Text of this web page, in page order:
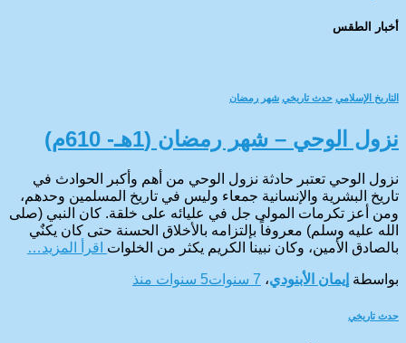
أخبار الطقس
التاريخ الإسلامي حدث تاريخي شهر رمضان
نزول الوحي – شهر رمضان (1هـ- 610م)
نزول الوحي تعتبر حادثة نزول الوحي من أهم وأكبر الحوادث في
تاريخ البشرية والإنسانية جمعاء وليس في تاريخ المسلمين وحدهم،
ومن أعز تكرمات المولى جل في عليائه على خلقة. كان النبي (صلى
الله عليه وسلم) معروفاً بإلتزامه بالأخلاق الحسنة حتى كان يكنٌي
بالصادق الأمين، وكان نبينا الكريم يكثر من الخلوات اقرأ المزيد…
بواسطة إيمان الأبنودي، 7 سنوات 5 سنوات منذ
حدث تاريخي